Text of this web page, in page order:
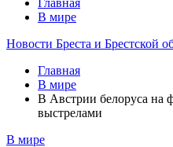
Главная
В мире
Новости Бреста и Брестской
Главная
В мире
В Австрии белоруса на
выстрелами
В мире